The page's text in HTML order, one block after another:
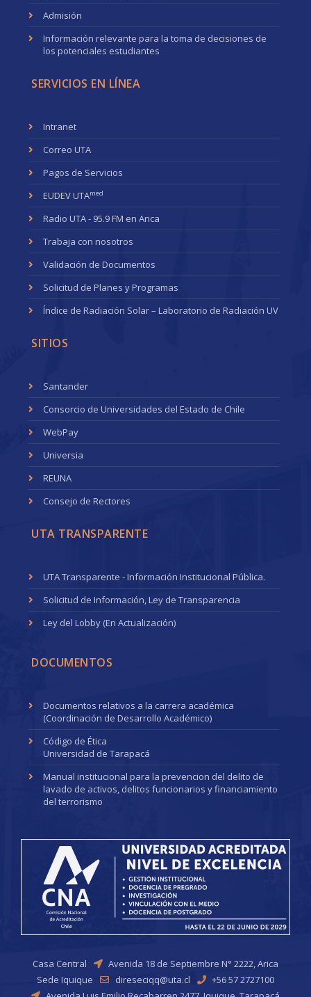
Admisión
Información relevante para la toma de decisiones de
los potenciales estudiantes
SERVICIOS EN LÍNEA
Intranet
Correo UTA
Pagos de Servicios
EUDEV UTAmed
Radio UTA - 95.9 FM en Arica
Trabaja con nosotros
Validación de Documentos
Solicitud de Planes y Programas
Índice de Radiación Solar – Laboratorio de Radiación UV
SITIOS
Santander
Consorcio de Universidades del Estado de Chile
WebPay
Universia
REUNA
Consejo de Rectores
UTA TRANSPARENTE
UTA Transparente - Información Institucional Pública.
Solicitud de Información, Ley de Transparencia
Ley del Lobby (En Actualización)
DOCUMENTOS
Documentos relativos a la carrera académica
(Coordinación de Desarrollo Académico)
Código de Ética
Universidad de Tarapacá
Manual institucional para la prevencion del delito de
lavado de activos, delitos funcionarios y financiamiento
del terrorismo
Casa Central
Avenida 18 de Septiembre N° 2222, Arica
Sede Iquique
direseciqq@uta.cl
+56 57 2727100